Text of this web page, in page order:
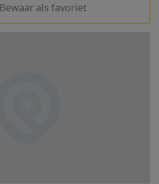
Bewaar als favoriet